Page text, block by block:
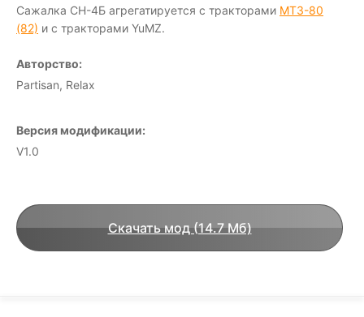
Сажалка СН-4Б агрегатируется с тракторами МТ3-80
(82) и с тракторами YuMZ.
Авторство:
Partisan, Relax
Версия модификации:
V1.0
Скачать мод (14.7 Мб)